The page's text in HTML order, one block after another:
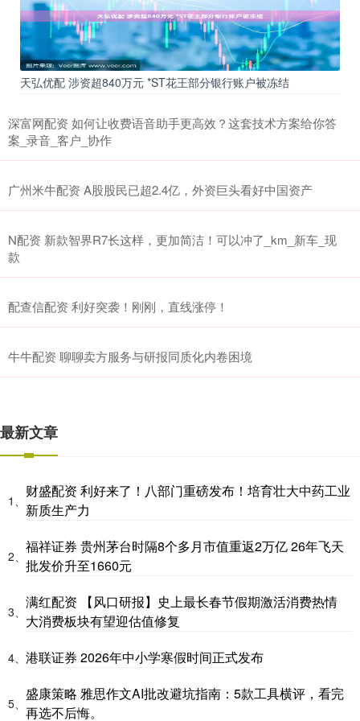
天弘优配 涉资超840万元 *ST花王部分银行账户被冻结
深富网配资 如何让收费语音助手更高效？这套技术方案给你答
案_录音_客户_协作
广州米牛配资 A股股民已超2.4亿，外资巨头看好中国资产
N配资 新款智界R7长这样，更加简洁！可以冲了_km_新车_现
款
配查信配资 利好突袭！刚刚，直线涨停！
牛牛配资 聊聊卖方服务与研报同质化内卷困境
最新文章
1、
财盛配资 利好来了！八部门重磅发布！培育壮大中药工业
新质生产力
2、
福祥证券 贵州茅台时隔8个多月市值重返2万亿 26年飞天
批发价升至1660元
3、
满红配资 【风口研报】史上最长春节假期激活消费热情
大消费板块有望迎估值修复
4、 港联证券 2026年中小学寒假时间正式发布
5、
盛康策略 雅思作文AI批改避坑指南：5款工具横评，看完
再选不后悔。